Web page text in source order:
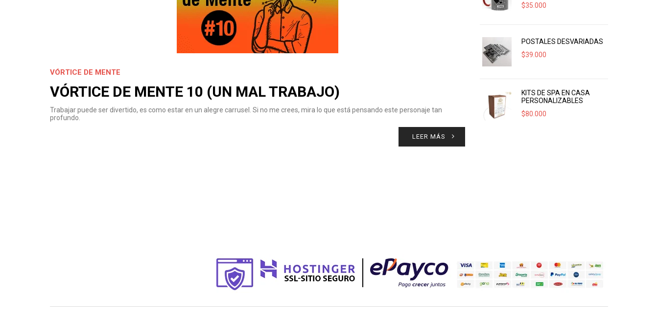
VÓRTICE DE MENTE
VÓRTICE DE MENTE 10 (UN MAL TRABAJO)
Trabajar puede ser divertido, es como estar en un alegre carrusel. Si no me crees, mira lo que está pensando este personaje tan
profundo.
LEER MÁS
$35.000
POSTALES DESVARIADAS
$39.000
KITS DE SPA EN CASA
PERSONALIZABLES
$80.000